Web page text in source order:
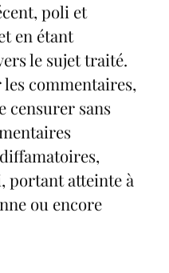
poli et
en étant
le sujet traité.
commentaires,
censurer sans
portant atteinte à
ou encore